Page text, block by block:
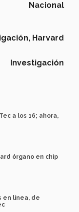
Nacional
Harvard
Investigación
a los 16; ahora,
órgano en chip
en línea, de